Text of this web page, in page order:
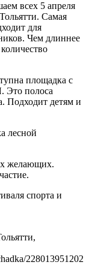
всех 5 апреля
Самая
для
Чем длиннее
площадка с
Это полоса
Подходит детям и
лесной
желающих.
спорта и
228013951202